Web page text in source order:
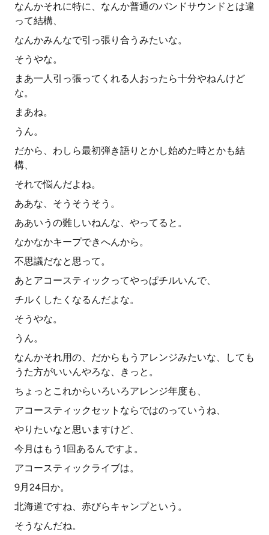
なんかそれに特に、なんか普通のバンドサウンドとは違
って結構、
なんかみんなで引っ張り合うみたいな。
そうやな。
まあ一人引っ張ってくれる人おったら十分やねんけど
な。
まあね。
うん。
だから、わしら最初弾き語りとかし始めた時とかも結
構、
それで悩んだよね。
ああな、そうそうそう。
ああいうの難しいねんな、やってると。
なかなかキープできへんから。
不思議だなと思って。
あとアコースティックってやっぱチルいんで、
チルくしたくなるんだよな。
そうやな。
うん。
なんかそれ用の、だからもうアレンジみたいな、しても
うた方がいいんやろな、きっと。
ちょっとこれからいろいろアレンジ年度も、
アコースティックセットならではのっていうね、
やりたいなと思いますけど、
今月はもう1回あるんですよ。
アコースティックライブは。
9月24日か。
北海道ですね、赤びらキャンプという。
そうなんだね。